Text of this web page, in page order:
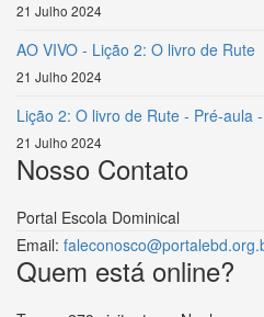
21 Julho 2024
AO VIVO - Lição 2: O livro de Rute
21 Julho 2024
Lição 2: O livro de Rute - Pré-aula
21 Julho 2024
Nosso Contato
Portal Escola Dominical
Email:
Quem está online?